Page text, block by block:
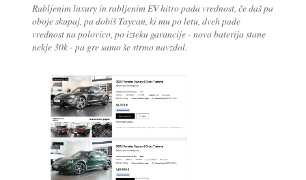
Rabljenim luxury in rabljenim EV hitro pada vrednost, če daš pa
oboje skupaj, pa dobiš Taycan, ki mu po letu, dveh pade
vrednost na polovico, po izteku garancije - nova baterija stane
nekje 30k - pa gre samo še strmo navzdol.